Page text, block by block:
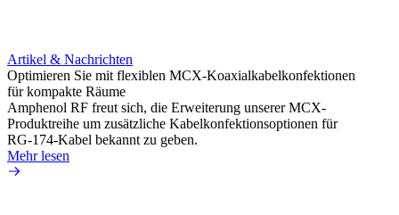
Artikel & Nachrichten
Optimieren Sie mit flexiblen MCX-Koaxialkabelkonfektionen
für kompakte Räume
Amphenol RF freut sich, die Erweiterung unserer MCX-
Produktreihe um zusätzliche Kabelkonfektionsoptionen für
RG-174-Kabel bekannt zu geben.
Mehr lesen